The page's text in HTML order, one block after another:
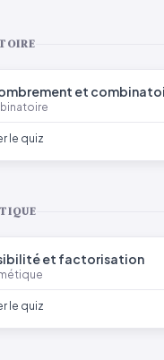
et
le quiz
et factorisation
le quiz